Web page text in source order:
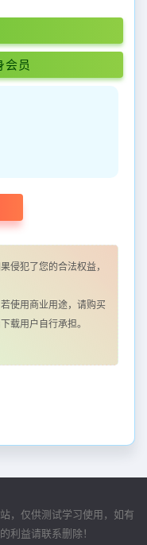
会员
侵犯了您的合法权益，
使用商业用途，请购买
载用户自行承担。
，仅供测试学习使用，如有
利益请联系删除！